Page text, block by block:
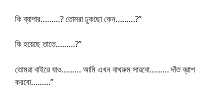
কি ব্যাপার………? তোমরা ঢুকছো কেন………?”
কি হয়েছে তাতে………?”
তোমরা বাইরে যাও……… আমি এখন বাথরুম সারবো……… দাঁত ব্রাশ
করবো………”